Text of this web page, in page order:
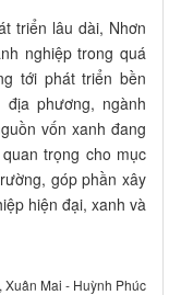
triển lâu dài, Nhơn
nghiệp trong quá
tới phát triển bền
phương, ngành
vốn xanh đang
trọng cho mục
góp phần xây
hiện đại, xanh và
, Xuân Mai - Huỳnh Phúc